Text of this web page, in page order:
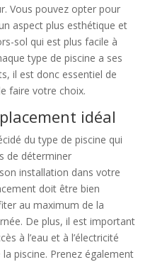
Vous pouvez opter pour
aspect plus esthétique et
sol qui est plus facile à
type de piscine a ses
il est donc essentiel de
faire votre choix.
idéal
du type de piscine qui
de déterminer
installation dans votre
doit être bien
au maximum de la
De plus, il est important
à l’eau et à l’électricité
piscine. Prenez également